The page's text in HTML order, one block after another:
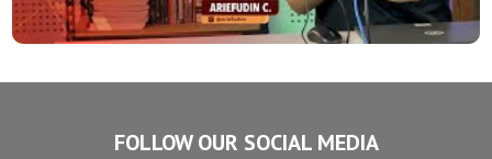
FOLLOW OUR SOCIAL MEDIA